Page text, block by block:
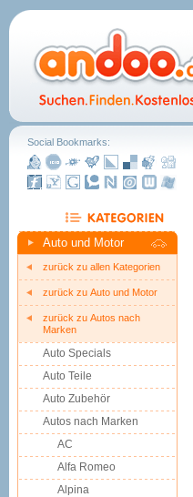
Social Bookmarks:
Auto und Motor
zurück zu allen Kategorien
zurück zu Auto und Motor
zurück zu Autos nach
Marken
Auto Specials
Auto Teile
Auto Zubehör
Autos nach Marken
AC
Alfa Romeo
Alpina